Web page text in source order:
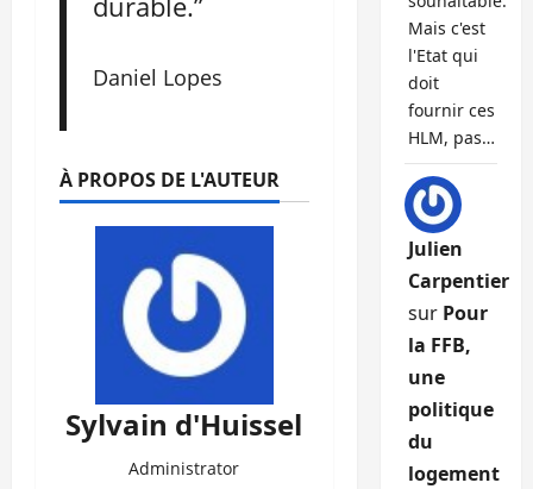
Daniel Lopes
À PROPOS DE L'AUTEUR
Sylvain d'Huissel
Administrator
Mais c'est
l'Etat qui
doit
fournir ces
HLM, pas…
Julien
Carpentier
sur Pour
la FFB,
une
politique
du
logement